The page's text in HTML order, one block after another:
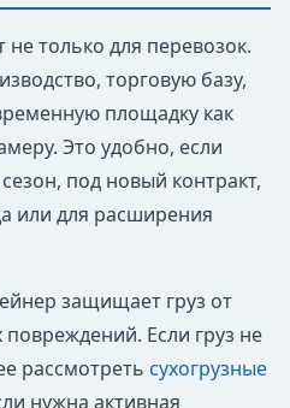
только для перевозок.
торговую базу,
площадку как
Это удобно, если
под новый контракт,
или для расширения
защищает груз от
Если груз не
рассмотреть сухогрузные
нужна активная